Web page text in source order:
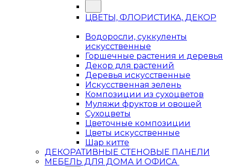
ЦВЕТЫ, ФЛОРИСТИКА, ДЕКОР
Водоросли, суккуленты
искусственные
Горшечные растения и деревья
Декор для растений
Деревья искусственные
Искусственная зелень
Композиции из сухоцветов
Муляжи фруктов и овощей
Сухоцветы
Цветочные композиции
Цветы искусственные
Шар китте
ДЕКОРАТИВНЫЕ СТЕНОВЫЕ ПАНЕЛИ
МЕБЕЛЬ ДЛЯ ДОМА И ОФИСА